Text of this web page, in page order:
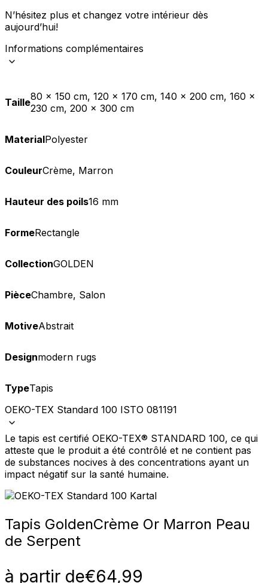
N’hésitez plus et changez votre intérieur dès
aujourd’hui!
Informations complémentaires
Taille80 x 150 cm, 120 x 170 cm, 140 x 200 cm, 160 x
230 cm, 200 x 300 cm
MaterialPolyester
CouleurCrème, Marron
Hauteur des poils16 mm
FormeRectangle
CollectionGOLDEN
PièceChambre, Salon
MotiveAbstrait
Designmodern rugs
TypeTapis
OEKO-TEX Standard 100 ISTO 081191
Le tapis est certifié OEKO-TEX® STANDARD 100, ce qui
atteste que le produit a été contrôlé et ne contient pas
de substances nocives à des concentrations ayant un
impact négatif sur la santé humaine.
Tapis GoldenCrème Or Marron Peau
de Serpent
à partir de€64,99